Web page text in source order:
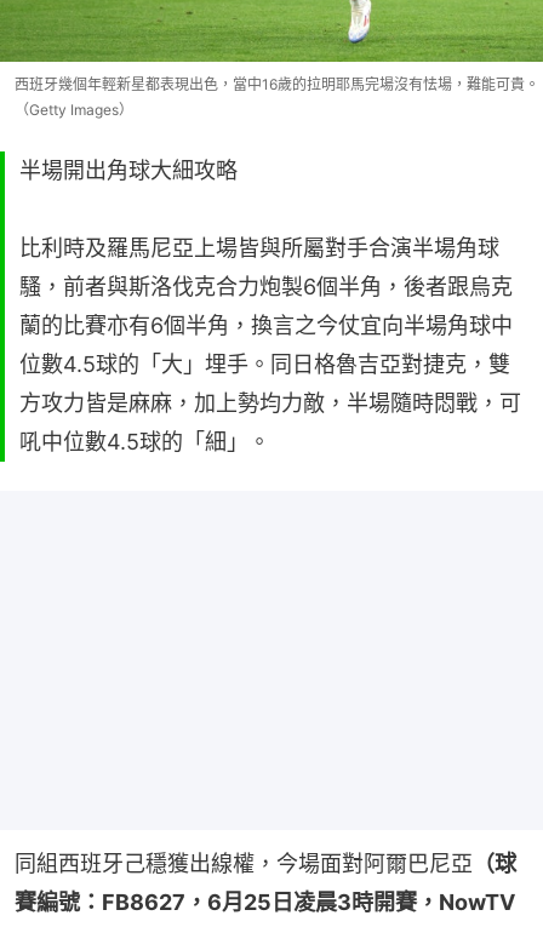
西班牙幾個年輕新星都表現出色，當中16歲的拉明耶馬完場沒有怯場，難能可貴。
（Getty Images）
半場開出角球大細攻略
比利時及羅馬尼亞上場皆與所屬對手合演半場角球
騷，前者與斯洛伐克合力炮製6個半角，後者跟烏克
蘭的比賽亦有6個半角，換言之今仗宜向半場角球中
位數4.5球的「大」埋手。同日格魯吉亞對捷克，雙
方攻力皆是麻麻，加上勢均力敵，半場隨時悶戰，可
吼中位數4.5球的「細」。
同組西班牙己穩獲出線權，今場面對阿爾巴尼亞 （球
賽編號：FB8627，6月25日凌晨3時開賽，NowTV